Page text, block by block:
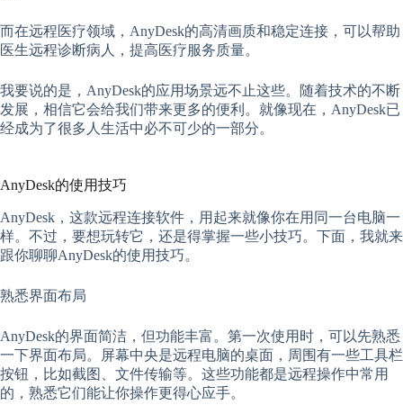
而在远程医疗领域，AnyDesk的高清画质和稳定连接，可以帮助
医生远程诊断病人，提高医疗服务质量。
我要说的是，AnyDesk的应用场景远不止这些。随着技术的不断
发展，相信它会给我们带来更多的便利。就像现在，AnyDesk已
经成为了很多人生活中必不可少的一部分。
AnyDesk的使用技巧
AnyDesk，这款远程连接软件，用起来就像你在用同一台电脑一
样。不过，要想玩转它，还是得掌握一些小技巧。下面，我就来
跟你聊聊AnyDesk的使用技巧。
熟悉界面布局
AnyDesk的界面简洁，但功能丰富。第一次使用时，可以先熟悉
一下界面布局。屏幕中央是远程电脑的桌面，周围有一些工具栏
按钮，比如截图、文件传输等。这些功能都是远程操作中常用
的，熟悉它们能让你操作更得心应手。